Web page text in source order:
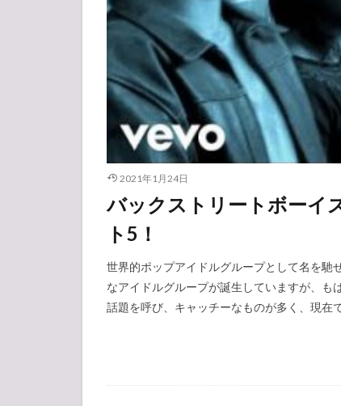
2021年1月24日
バックストリートボーイ
ト5！
世界的ポップアイドルグループとして名を馳
なアイドルグループが誕生していますが、も
話題を呼び、キャッチーなものが多く、現在